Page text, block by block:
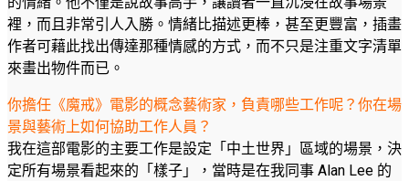
裡，而且非常引人入勝。情緒比描述更棒，甚至更豐富，插畫
作者可藉此找出傳達那種情感的方式，而不只是注重文字清單
來畫出物件而已。
你擔任《魔戒》電影的概念藝術家，負責哪些工作呢？你在場
景與藝術上如何協助工作人員？
我在這部電影的主要工作是設定「中土世界」區域的場景，決
定所有場景看起來的「樣子」，當時是在我同事 Alan Lee 的